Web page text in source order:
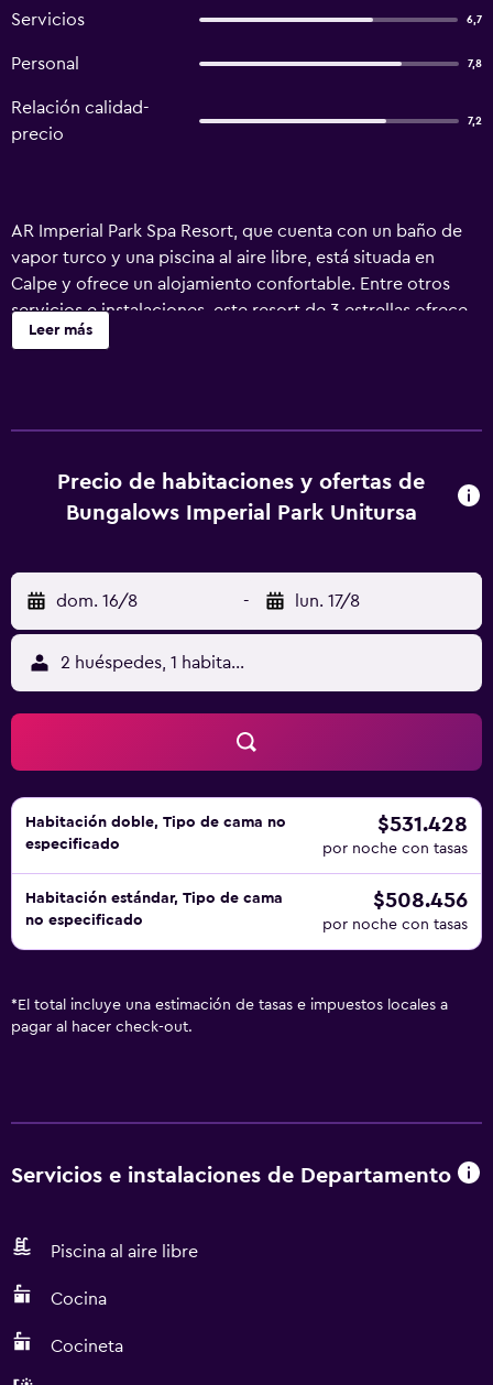
Servicios 6,7
Personal 7,8
Relación calidad-
precio
7,2
AR Imperial Park Spa Resort, que cuenta con un baño de
vapor turco y una piscina al aire libre, está situada en
Calpe y ofrece un alojamiento confortable. Entre otros
servicios e instalaciones, este resort de 3 estrellas ofrece
toboganes de agua y pensión completa. En AR Imperial
puede ayudar a reservar entradas y visitas guiadas. El
resort pone a su disposición habitaciones que incluyen un
secador de pelo y canales por cable/satélite. La
pueden tomar unas copas en el interior o si lo prefieren al
aire libre, en la terraza. Para su comodidad, también hay un
servicio de restauración. Aqualandia, playa de Levante y
Mundomar están a un poco más de media hora en coche
de la propiedad. Asimismo, el equipo de recepción del
encantado de recomendarle lugares de interés así como
para ayudarle durante su visita.
Leer más
Precio de habitaciones y ofertas de
Bungalows Imperial Park Unitursa
dom. 16/8 - lun. 17/8
2 huéspedes, 1 habitación
Habitación doble, Tipo de cama no
especificado
$531.428
por noche con tasas
Habitación estándar, Tipo de cama
no especificado
$508.456
por noche con tasas
* El total incluye una estimación de tasas e impuestos locales a
pagar al hacer check-out.
Servicios e instalaciones de Departamento
Piscina al aire libre
Cocina
Cocineta